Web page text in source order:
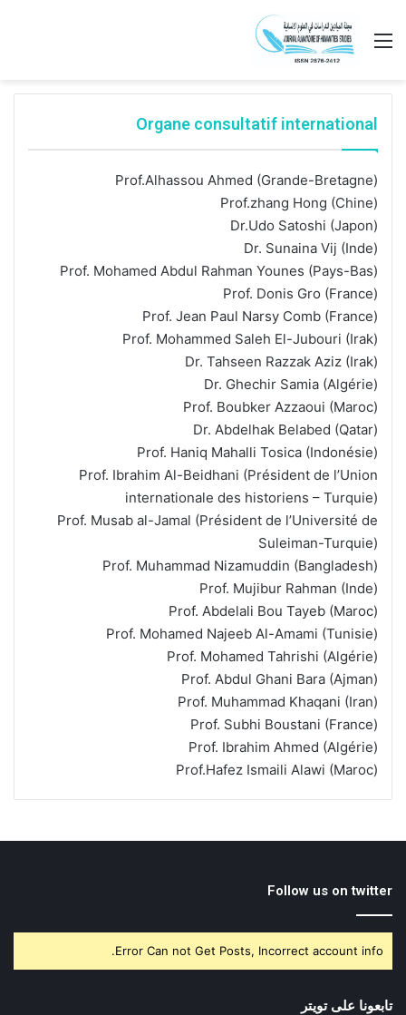
القائمة
Organe consultatif international
Prof.Alhassou Ahmed (Grande-Bretagne)
Prof.zhang Hong (Chine)
Dr.Udo Satoshi (Japon)
Dr. Sunaina Vij (Inde)
Prof. Mohamed Abdul Rahman Younes (Pays-Bas)
Prof. Donis Gro (France)
Prof. Jean Paul Narsy Comb (France)
Prof. Mohammed Saleh El-Jubouri (Irak)
Dr. Tahseen Razzak Aziz (Irak)
Dr. Ghechir Samia (Algérie)
Prof. Boubker Azzaoui (Maroc)
Dr. Abdelhak Belabed (Qatar)
Prof. Haniq Mahalli Tosica (Indonésie)
Prof. Ibrahim Al-Beidhani (Président de l’Union
internationale des historiens – Turquie)
Prof. Musab al-Jamal (Président de l’Université de
Suleiman-Turquie)
Prof. Muhammad Nizamuddin (Bangladesh)
Prof. Mujibur Rahman (Inde)
Prof. Abdelali Bou Tayeb (Maroc)
Prof. Mohamed Najeeb Al-Amami (Tunisie)
Prof. Mohamed Tahrishi (Algérie)
Prof. Abdul Ghani Bara (Ajman)
Prof. Muhammad Khaqani (Iran)
Prof. Subhi Boustani (France)
Prof. Ibrahim Ahmed (Algérie)
Prof.Hafez Ismaili Alawi (Maroc)
Follow us on twitter
Error Can not Get Posts, Incorrect account info.
تابعونا على تويتر